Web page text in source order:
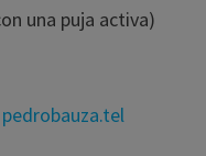
una puja activa)
pedrobauza.tel